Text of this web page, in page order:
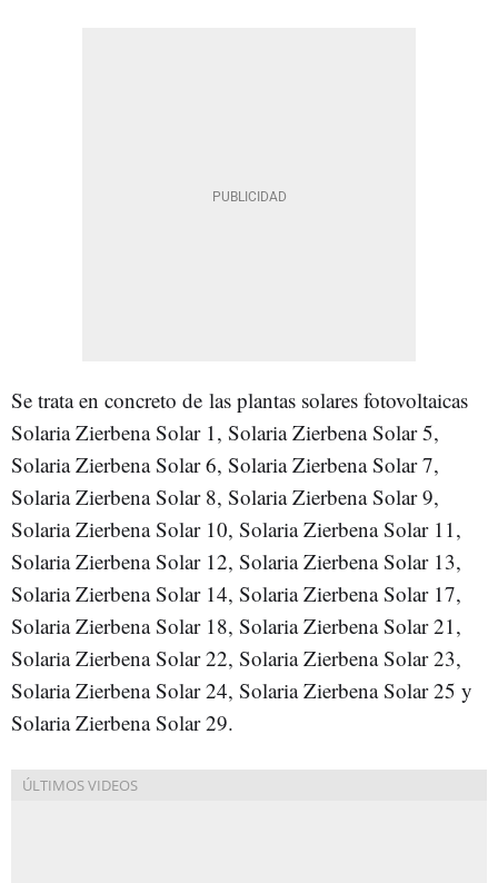
Se trata en concreto de las plantas solares fotovoltaicas
Solaria Zierbena Solar 1, Solaria Zierbena Solar 5,
Solaria Zierbena Solar 6, Solaria Zierbena Solar 7,
Solaria Zierbena Solar 8, Solaria Zierbena Solar 9,
Solaria Zierbena Solar 10, Solaria Zierbena Solar 11,
Solaria Zierbena Solar 12, Solaria Zierbena Solar 13,
Solaria Zierbena Solar 14, Solaria Zierbena Solar 17,
Solaria Zierbena Solar 18, Solaria Zierbena Solar 21,
Solaria Zierbena Solar 22, Solaria Zierbena Solar 23,
Solaria Zierbena Solar 24, Solaria Zierbena Solar 25 y
Solaria Zierbena Solar 29.